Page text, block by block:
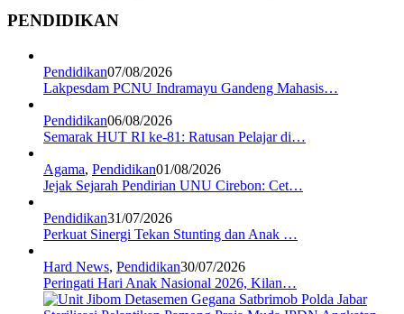
PENDIDIKAN
Pendidikan07/08/2026
Lakpesdam PCNU Indramayu Gandeng Mahasis…
Pendidikan06/08/2026
Semarak HUT RI ke-81: Ratusan Pelajar di…
Agama, Pendidikan01/08/2026
Jejak Sejarah Pendirian UNU Cirebon: Cet…
Pendidikan31/07/2026
Perkuat Sinergi Tekan Stunting dan Anak …
Hard News, Pendidikan30/07/2026
Peringati Hari Anak Nasional 2026, Kilan…